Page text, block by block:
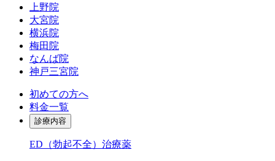
上野院
大宮院
横浜院
梅田院
なんば院
神戸三宮院
初めての方へ
料金一覧
診療内容
ED（勃起不全）治療薬